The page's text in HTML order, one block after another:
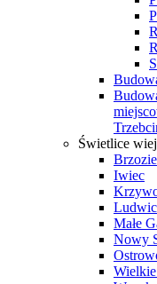
Świetlice
Brzozie
Iwiec
Małe
Nowy